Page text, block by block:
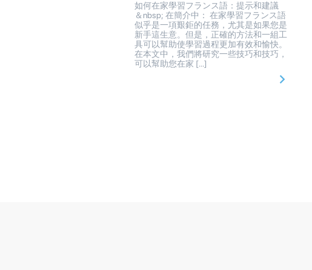
如何在家學習フランス語：提示和建議
＆nbsp; 在簡介中： 在家學習フランス語
似乎是一項艱鉅的任務，尤其是如果您是
新手這生意。但是，正確的方法和一組工
具可以幫助使學習過程更加有效和愉快。
在本文中，我們將研究一些技巧和技巧，
可以幫助您在家 […]